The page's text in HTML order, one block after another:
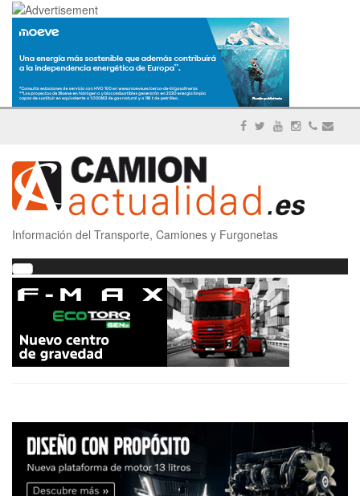
Información del Transporte, Camiones y Furgonetas